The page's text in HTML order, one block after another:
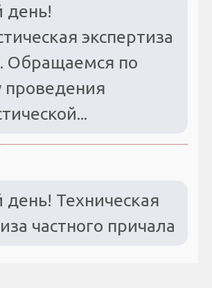
день!
экспертиза
Обращаемся по
проведения
Техническая
частного причала